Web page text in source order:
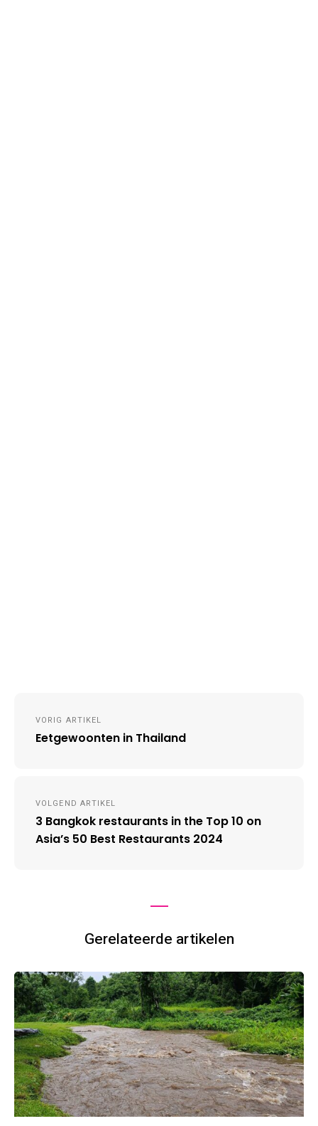
navigation
VORIG ARTIKEL
Eetgewoonten in Thailand
VOLGEND ARTIKEL
3 Bangkok restaurants in the Top 10 on
Asia’s 50 Best Restaurants 2024
Gerelateerde artikelen